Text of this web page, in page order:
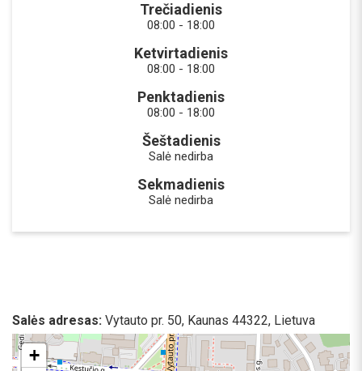
Trečiadienis
08:00 - 18:00
Ketvirtadienis
08:00 - 18:00
Penktadienis
08:00 - 18:00
Šeštadienis
Salė nedirba
Sekmadienis
Salė nedirba
Salės adresas: Vytauto pr. 50, Kaunas 44322, Lietuva
+